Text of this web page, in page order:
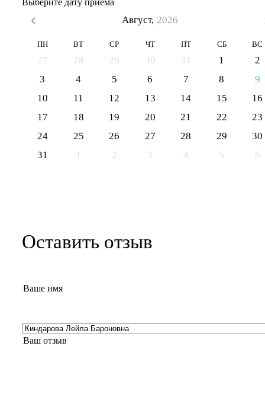
Выберите дату приема
Август, 2026
ПН ВТ СР ЧТ ПТ СБ ВС
27 28 29 30 31 1
2
3
4 5 6 7 8
9
10
11 12 13 14 15
16
17
18 19 20 21 22
23
24
25 26 27 28 29
30
31
1 2 3 4 5 6
Оставить отзыв